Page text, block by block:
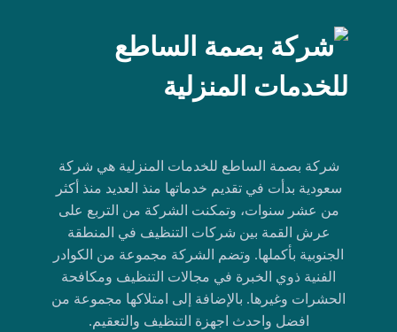
شركة بصمة الساطع للخدمات المنزلية هي شركة
سعودية بدأت في تقديم خدماتها منذ العديد منذ أكثر
من عشر سنوات، وتمكنت الشركة من التربع على
عرش القمة بين شركات التنظيف في المنطقة
الجنوبية بأكملها. وتضم الشركة مجموعة من الكوادر
الفنية ذوي الخبرة في مجالات التنظيف ومكافحة
الحشرات وغيرها. بالإضافة إلى امتلاكها مجموعة من
افضل واحدث اجهزة التنظيف والتعقيم.